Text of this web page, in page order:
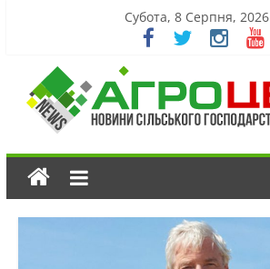
Субота, 8 Серпня, 2026